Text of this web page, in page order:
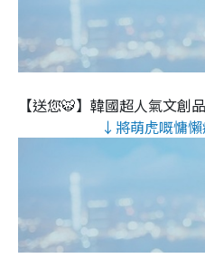
【送您🐯】韓國超人氣文創
↓將萌虎嘅慵